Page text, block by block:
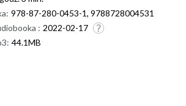
978-87-280-0453-1, 9788728004531
: 2022-02-17
44.1MB